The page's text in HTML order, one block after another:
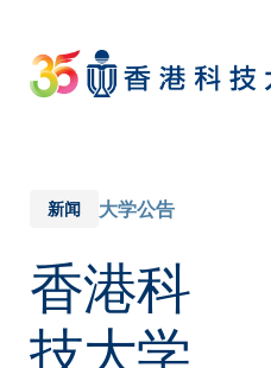
main
content
新闻 大学公告
香港科
技大学